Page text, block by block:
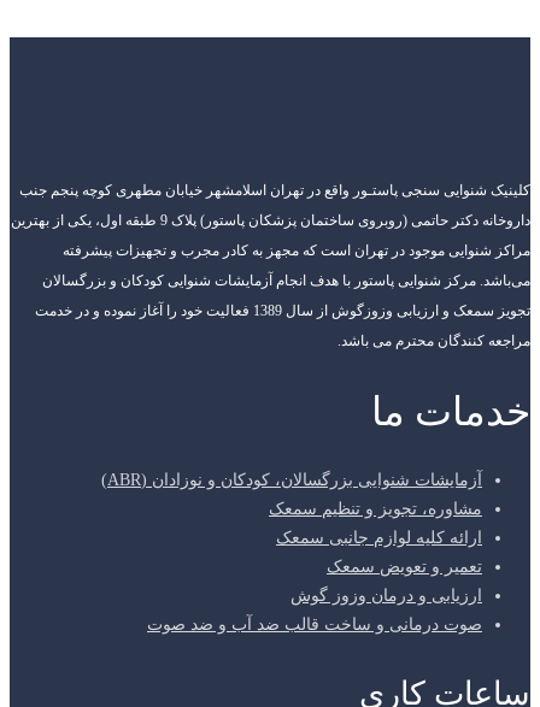
کلینیک شنوایی سنجی پاستـور واقع در تهران اسلامشهر خیابان مطهری کوچه پنجم جنب
داروخانه دکتر حاتمی (روبروی ساختمان پزشکان پاستور) پلاک 9 طبقه اول، یکی از بهترین
مراکز شنوایی موجود در تهران است که مجهز به کادر مجرب و تجهیزات پیشرفته
می‌باشد. مرکز شنوایی پاستور با هدف انجام آزمایشات شنوایی کودکان و بزرگسالان
تجویز سمعک و ارزیابی وزوزگوش از سال 1389 فعالیت خود را آغاز نموده و در خدمت
مراجعه کنندگان محترم می باشد.
خدمات ما
آزمایشات شنوایی بزرگسالان، کودکان و نوزادان (ABR)
مشاوره، تجویز و تنظیم سمعک
ارائه کلیه لوازم جانبی سمعک
تعمیر و تعویض سمعک
ارزیابی و درمان وزوز گوش
صوت درمانی و ساخت قالب ضد آب و ضد صوت
ساعات کاری